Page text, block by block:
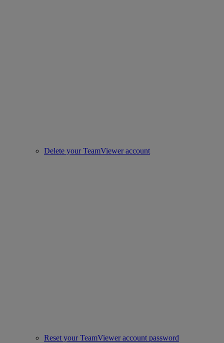
Delete your TeamViewer account
Reset your TeamViewer account password